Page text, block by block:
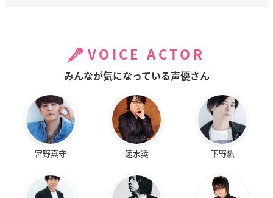
VOICE ACTOR
みんなが気になっている声優さん
宮野真守 速水奨 下野紘